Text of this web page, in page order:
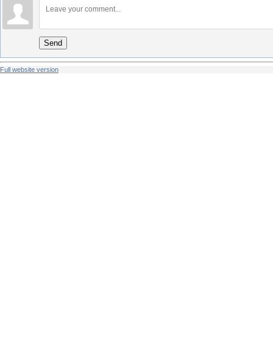
Send
Full website version